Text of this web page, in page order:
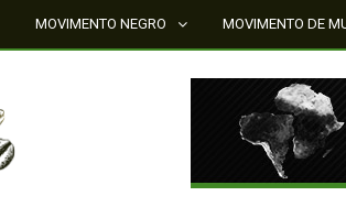
MOVIMENTO NEGRO MOVIMENTO DE